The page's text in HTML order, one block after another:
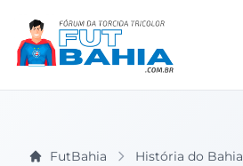
FutBahia História do Bahia